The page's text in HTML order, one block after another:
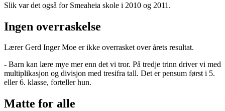
Slik var det også for Smeaheia skole i 2010 og 2011.
Ingen overraskelse
Lærer Gerd Inger Moe er ikke overrasket over årets resultat.
- Barn kan lære mye mer enn det vi tror. På tredje trinn driver vi med
multiplikasjon og divisjon med tresifra tall. Det er pensum først i 5.
eller 6. klasse, forteller hun.
Matte for alle